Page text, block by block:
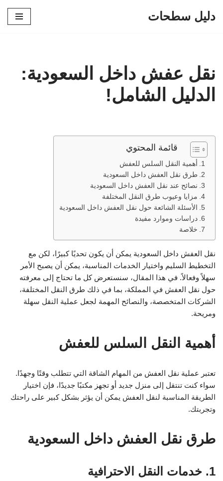
دليل سطحات
نقل عفش داخل السعودية:
الدليل الشامل!
قائمة المحتوي
أهمية النقل السلس للعفش
طرق نقل العفش داخل السعودية
نصائح عند نقل العفش داخل السعودية
مزايا وعيوب طرق النقل المختلفة
الأسئلة الشائعة حول نقل العفش داخل السعودية
دراسات وموارد مفيدة
خلاصة
نقل العفش داخل السعودية يمكن أن يكون تحديًا كبيرًا، لكن مع
التخطيط السليم واختيار الخدمات المناسبة، يمكن أن يصبح الأمر
سهلاً وفعالاً. في هذا المقال، سنستعرض كل ما تحتاج إلى معرفته
حول نقل العفش في المملكة، بما في ذلك طرق النقل المختلفة،
الشركات المتخصصة، والنصائح المهمة لجعل عملية النقل سهلة
ومريحة.
أهمية النقل السلس للعفش
تعتبر عملية نقل العفش من المهام الشاقة التي تتطلب وقتًا وجهدًا.
سواء كنت تنتقل إلى منزل جديد أو تجهز مكتبًا جديدًا، فإن اختيار
الطريقة المناسبة لنقل العفش يمكن أن يؤثر بشكل كبير على راحتك
وتجربتك.
طرق نقل العفش داخل السعودية
1. خدمات النقل الاحترافية